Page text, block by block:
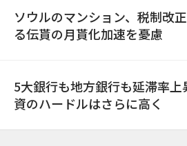
ソウルのマンション、税制改
る伝貰の月貰化加速を憂慮
5大銀行も地方銀行も延滞率
資のハードルはさらに高く